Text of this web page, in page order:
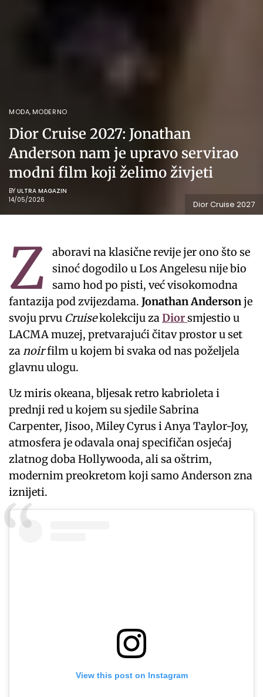
MODA, MODERNO
Dior Cruise 2027: Jonathan
Anderson nam je upravo servirao
modni film koji želimo živjeti
BY ULTRA MAGAZIN
14/05/2026
Dior Cruise 2027
Z
aboravi na klasične revije jer ono što se
sinoć dogodilo u Los Angelesu nije bio
samo hod po pisti, već visokomodna
fantazija pod zvijezdama. Jonathan Andersonje
svoju prvu Cruisekolekciju zaDiorsmjestio u
LACMA muzej, pretvarajući čitav prostor u set
zanoirfilm u kojem bi svaka od nas poželjela
glavnu ulogu.
Uz miris okeana, bljesak retro kabrioleta i
prednji red u kojem su sjedile Sabrina
Carpenter, Jisoo, Miley Cyrus i Anya Taylor-Joy,
atmosfera je odavala onaj specifičan osjećaj
zlatnog doba Hollywooda, ali sa oštrim,
modernim preokretom koji samo Anderson zna
iznijeti.
View this post on Instagram